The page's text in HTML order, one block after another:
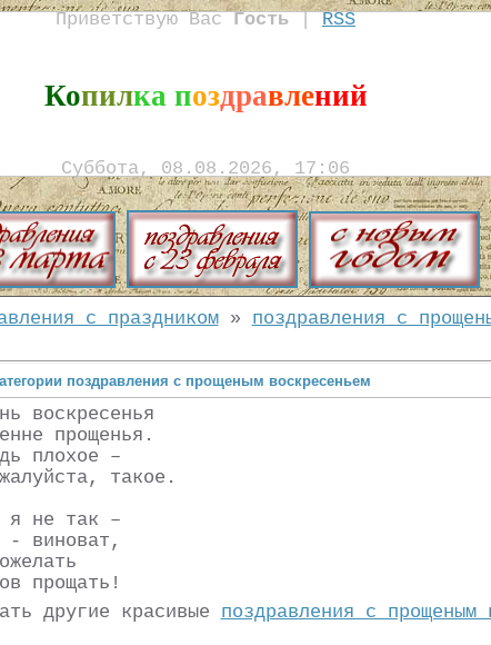
Приветствую Вас Гость|RSS
Копилка поздравлений
Суббота, 08.08.2026, 17:06
с праздником» поздравления с
поздравления с прощеным воскресеньем
воскресенья
прощенья.
плохое –
такое.
я не так –
- виноват,
прощать!
другие красивые поздравления с прощеным